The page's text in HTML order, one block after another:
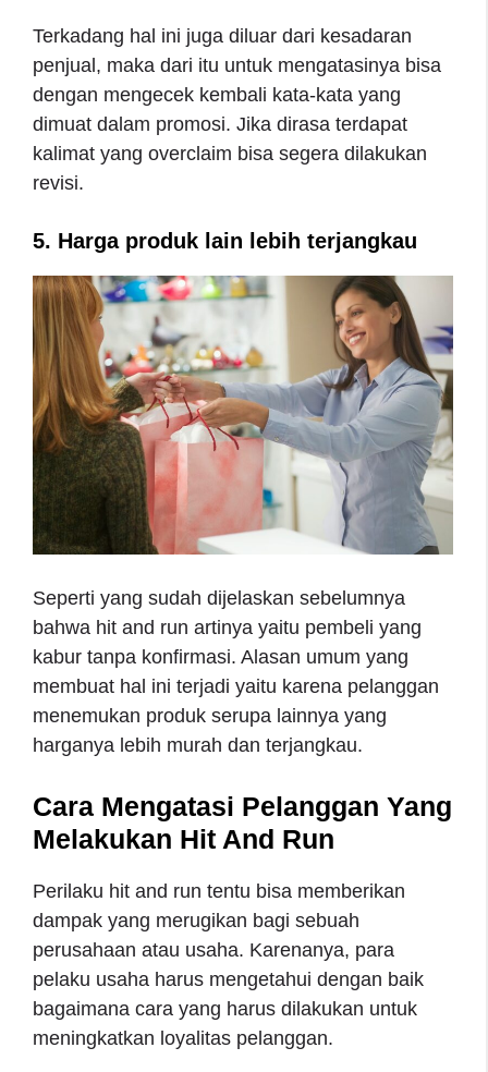
Terkadang hal ini juga diluar dari kesadaran
penjual, maka dari itu untuk mengatasinya bisa
dengan mengecek kembali kata-kata yang
dimuat dalam promosi. Jika dirasa terdapat
kalimat yang overclaim bisa segera dilakukan
revisi.
5. Harga produk lain lebih terjangkau
Seperti yang sudah dijelaskan sebelumnya
bahwa hit and run artinya yaitu pembeli yang
kabur tanpa konfirmasi. Alasan umum yang
membuat hal ini terjadi yaitu karena pelanggan
menemukan produk serupa lainnya yang
harganya lebih murah dan terjangkau.
Cara Mengatasi Pelanggan Yang
Melakukan Hit And Run
Perilaku hit and run tentu bisa memberikan
dampak yang merugikan bagi sebuah
perusahaan atau usaha. Karenanya, para
pelaku usaha harus mengetahui dengan baik
bagaimana cara yang harus dilakukan untuk
meningkatkan loyalitas pelanggan.